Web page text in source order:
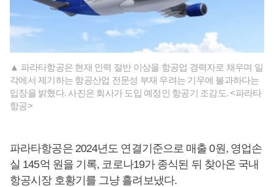
▲ 파라타항공은 현재 인력 절반 이상을 항공업 경력자로 채우며 일
각에서 제기하는 항공산업 전문성 부재 우려는 기우에 불과하다는
입장을 밝혔다. 사진은 회사가 도입 예정인 항공기 조감도. <파라타
항공>
파라타항공은 2024년도 연결기준으로 매출 0원, 영업손
실 145억 원을 기록, 코로나19가 종식된 뒤 찾아온 국내
항공시장 호황기를 그냥 흘려보냈다.